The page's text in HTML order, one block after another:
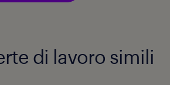
di lavoro simili